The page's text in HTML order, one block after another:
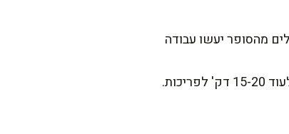
מהסופר יעשו עבודה